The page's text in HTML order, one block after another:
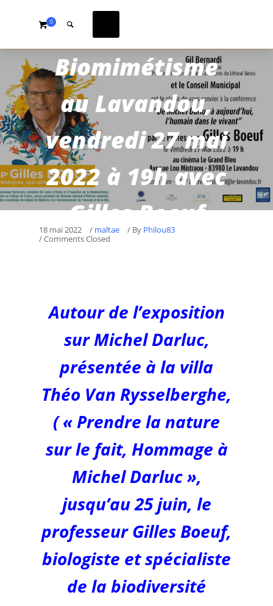
0
Biomimétisme
au Lavandou,
vendredi 27 mai
2022 à 19h avec
Gilles Boeuf
18 mai 2022 / maltae / By Philou83
/ Comments Closed
Autour de l’exposition
sur Michel Darluc,
présentée à la villa
Théo Van Rysselberghe,
( « Prendre la nature
sur le fait, Hommage à
Michel Darluc »,
jusqu’au 25 juin, le
professeur Gilles Boeuf,
biologiste et spécialiste
de la biodiversité